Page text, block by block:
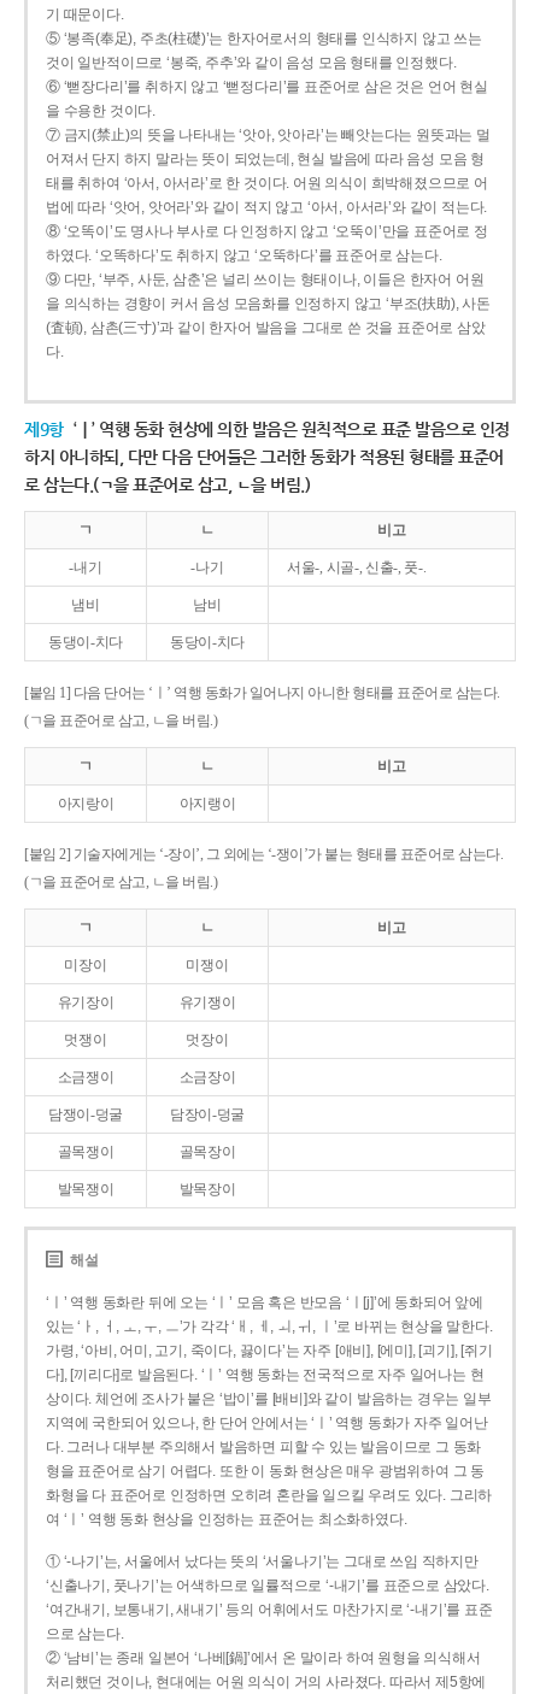
기 때문이다.
⑤ ‘봉족(奉足), 주초(柱礎)’는 한자어로서의 형태를 인식하지 않고 쓰는
것이 일반적이므로 ‘봉죽, 주추’와 같이 음성 모음 형태를 인정했다.
⑥ ‘뻗장다리’를 취하지 않고 ‘뻗정다리’를 표준어로 삼은 것은 언어 현실
을 수용한 것이다.
⑦ 금지(禁止)의 뜻을 나타내는 ‘앗아, 앗아라’는 빼앗는다는 원뜻과는 멀
어져서 단지 하지 말라는 뜻이 되었는데, 현실 발음에 따라 음성 모음 형
태를 취하여 ‘아서, 아서라’로 한 것이다. 어원 의식이 희박해졌으므로 어
법에 따라 ‘앗어, 앗어라’와 같이 적지 않고 ‘아서, 아서라’와 같이 적는다.
⑧ ‘오똑이’도 명사나 부사로 다 인정하지 않고 ‘오뚝이’만을 표준어로 정
하였다. ‘오똑하다’도 취하지 않고 ‘오뚝하다’를 표준어로 삼는다.
⑨ 다만, ‘부주, 사둔, 삼춘’은 널리 쓰이는 형태이나, 이들은 한자어 어원
을 의식하는 경향이 커서 음성 모음화를 인정하지 않고 ‘부조(扶助), 사돈
(査頓), 삼촌(三寸)’과 같이 한자어 발음을 그대로 쓴 것을 표준어로 삼았
다.
제9항 ‘ㅣ’ 역행 동화 현상에 의한 발음은 원칙적으로 표준 발음으로 인정
하지 아니하되, 다만 다음 단어들은 그러한 동화가 적용된 형태를 표준어
로 삼는다.(ㄱ을 표준어로 삼고, ㄴ을 버림.)
ㄱ ㄴ 비고
-내기 -나기 서울-, 시골-, 신출-, 풋-.
냄비 남비
동댕이-치다 동당이-치다
[붙임 1] 다음 단어는 ‘ㅣ’ 역행 동화가 일어나지 아니한 형태를 표준어로 삼는다.
(ㄱ을 표준어로 삼고, ㄴ을 버림.)
ㄱ ㄴ 비고
아지랑이 아지랭이
[붙임 2] 기술자에게는 ‘-장이’, 그 외에는 ‘-쟁이’가 붙는 형태를 표준어로 삼는다.
(ㄱ을 표준어로 삼고, ㄴ을 버림.)
ㄱ ㄴ 비고
미장이 미쟁이
유기장이 유기쟁이
멋쟁이 멋장이
소금쟁이 소금장이
담쟁이-덩굴 담장이-덩굴
골목쟁이 골목장이
발목쟁이 발목장이
해설
‘ㅣ’ 역행 동화란 뒤에 오는 ‘ㅣ’ 모음 혹은 반모음 ‘ㅣ[j]’에 동화되어 앞에
있는 ‘ㅏ, ㅓ, ㅗ, ㅜ, ㅡ’가 각각 ‘ㅐ, ㅔ, ㅚ, ㅟ, ㅣ’로 바뀌는 현상을 말한다.
가령, ‘아비, 어미, 고기, 죽이다, 끓이다’는 자주 [애비], [에미], [괴기], [쥐기
다], [끼리다]로 발음된다. ‘ㅣ’ 역행 동화는 전국적으로 자주 일어나는 현
상이다. 체언에 조사가 붙은 ‘밥이’를 [배비]와 같이 발음하는 경우는 일부
지역에 국한되어 있으나, 한 단어 안에서는 ‘ㅣ’ 역행 동화가 자주 일어난
다. 그러나 대부분 주의해서 발음하면 피할 수 있는 발음이므로 그 동화
형을 표준어로 삼기 어렵다. 또한 이 동화 현상은 매우 광범위하여 그 동
화형을 다 표준어로 인정하면 오히려 혼란을 일으킬 우려도 있다. 그리하
여 ‘ㅣ’ 역행 동화 현상을 인정하는 표준어는 최소화하였다.
① ‘-나기’는, 서울에서 났다는 뜻의 ‘서울나기’는 그대로 쓰임 직하지만
‘신출나기, 풋나기’는 어색하므로 일률적으로 ‘-내기’를 표준으로 삼았다.
‘여간내기, 보통내기, 새내기’ 등의 어휘에서도 마찬가지로 ‘-내기’를 표준
으로 삼는다.
② ‘남비’는 종래 일본어 ‘나베[鍋]’에서 온 말이라 하여 원형을 의식해서
처리했던 것이나, 현대에는 어원 의식이 거의 사라졌다. 따라서 제5항에